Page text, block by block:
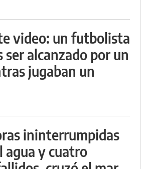
video: un futbolista
alcanzado por un
jugaban un
ininterrumpidas
agua y cuatro